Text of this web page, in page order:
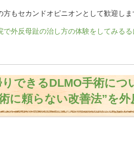
方もセカンドオピニオンとして歓迎しま
で外反母趾の治し方の体験をしてみる
できるDLMO手術につ
に頼らない改善法”を